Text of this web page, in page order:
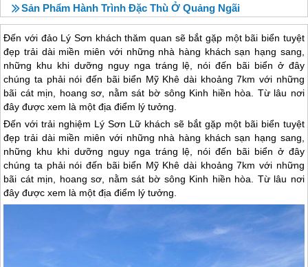
Sản Phẩm Hành Trình Đặc Thù Ở Quảng Ngãi
Đến với đảo Lý Sơn khách thăm quan sẽ bắt gặp một bãi biển tuyệt
đẹp trải dài miền miên với những nhà hàng khách sạn hạng sang,
những khu khi dưỡng nguy nga tráng lệ, nói đến bãi biển ở đây
chúng ta phải nói đến bãi biển Mỹ Khê dài khoảng 7km với những
bãi cát mịn, hoang sơ, nằm sát bờ sông Kinh hiền hòa. Từ lâu nơi
đây được xem là một địa điểm lý tưởng.
Đến với trải nghiệm Lý Sơn Lữ khách sẽ bắt gặp một bãi biển tuyệt
đẹp trải dài miền miên với những nhà hàng khách sạn hạng sang,
những khu khi dưỡng nguy nga tráng lệ, nói đến bãi biển ở đây
chúng ta phải nói đến bãi biển Mỹ Khê dài khoảng 7km với những
bãi cát mịn, hoang sơ, nằm sát bờ sông Kinh hiền hòa. Từ lâu nơi
đây được xem là một địa điểm lý tưởng.